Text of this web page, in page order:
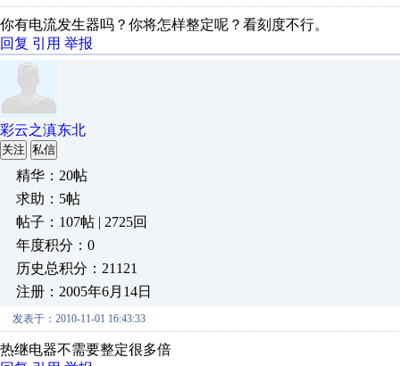
你有电流发生器吗？你将怎样整定呢？看刻度不行。
回复 引用 举报
彩云之滇东北
关注 私信
精华：20帖
求助：5帖
帖子：107帖 | 2725回
年度积分：0
历史总积分：21121
注册：2005年6月14日
发表于：2010-11-01 16:43:33
热继电器不需要整定很多倍